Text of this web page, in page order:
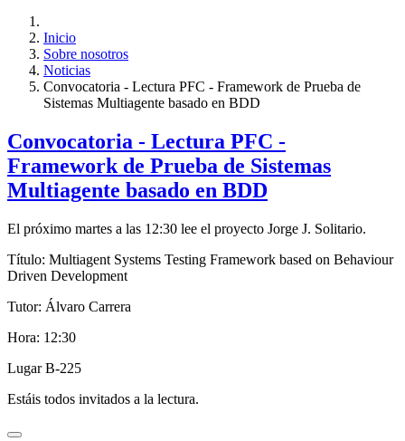
Inicio
Sobre nosotros
Noticias
Convocatoria - Lectura PFC - Framework de Prueba de
Sistemas Multiagente basado en BDD
Convocatoria - Lectura PFC -
Framework de Prueba de Sistemas
Multiagente basado en BDD
El próximo martes a las 12:30 lee el proyecto Jorge J. Solitario.
Título: Multiagent Systems Testing Framework based on Behaviour
Driven Development
Tutor: Álvaro Carrera
Hora: 12:30
Lugar B-225
Estáis todos invitados a la lectura.